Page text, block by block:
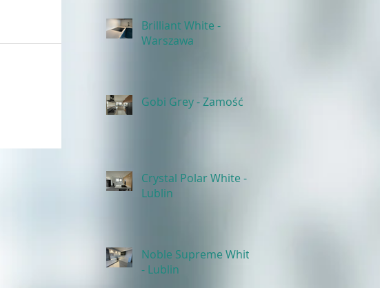
Brilliant White -
Warszawa
Gobi Grey - Zamość
Crystal Polar White -
Lublin
Noble Supreme White
- Lublin